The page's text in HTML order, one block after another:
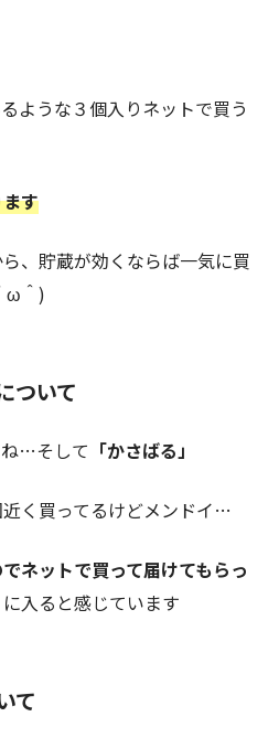
ような３個入りネットで買う
す
、貯蔵が効くならば一気に買
ω＾)
ついて
…そして 「かさばる」
く買ってるけどメンドイ…
ネットで買って届けてもらっ
に入ると感じています
て